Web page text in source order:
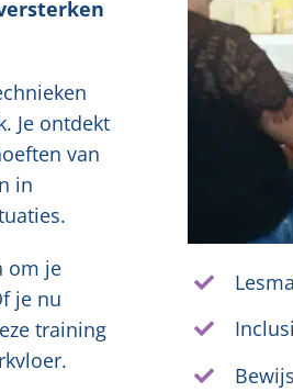
Je ontdekt
van
in
om je
je nu
training